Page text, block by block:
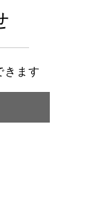
きます